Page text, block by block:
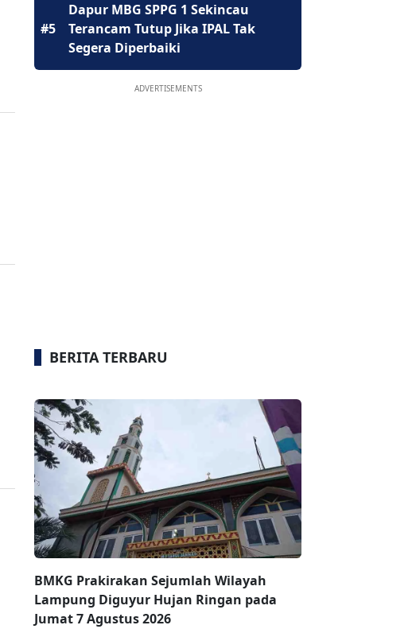
#5
Dapur MBG SPPG 1 Sekincau
Terancam Tutup Jika IPAL Tak
Segera Diperbaiki
ADVERTISEMENTS
BERITA TERBARU
BMKG Prakirakan Sejumlah Wilayah
Lampung Diguyur Hujan Ringan pada
Jumat 7 Agustus 2026